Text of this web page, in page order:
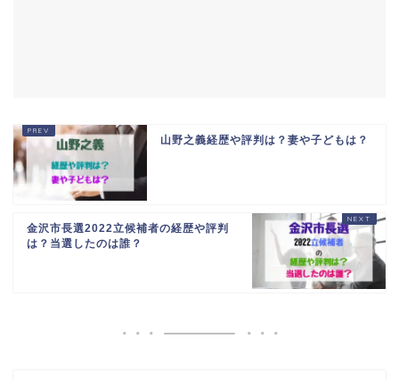
山野之義経歴や評判は？妻や子どもは？
金沢市長選2022立候補者の経歴や評判
は？当選したのは誰？